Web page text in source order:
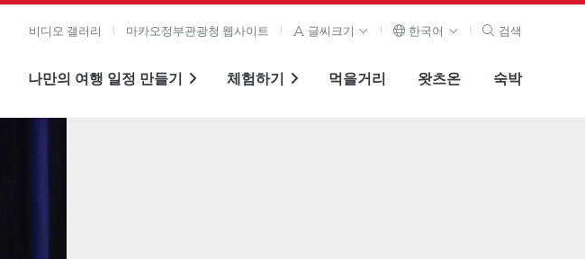
비디오 갤러리 마카오정부관광청 웹사이트 글씨크기 한국어 검색
나만의 여행 일정 만들기 체험하기 먹을거리 왓츠온 숙박